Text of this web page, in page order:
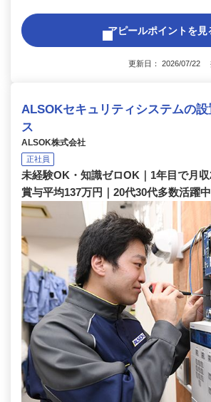
アピールポイントを見
更新日： 2026/07/22
ALSOKセキュリティシステムの
ス
ALSOK株式会社
正社員
未経験OK・知識ゼロOK｜1年目で月収
賞与平均137万円｜20代30代多数活躍中